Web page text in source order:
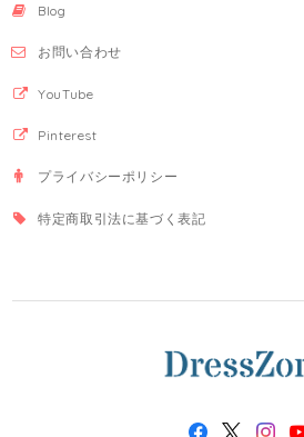
Blog
お問い合わせ
YouTube
Pinterest
プライバシーポリシー
特定商取引法に基づく表記